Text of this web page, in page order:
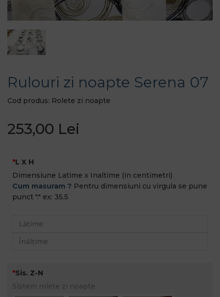
Rulouri zi noapte Serena 07
Cod produs: Rolete zi noapte
253,00 Lei
L X H
Dimensiune Latime x Inaltime (in centimetri)
Cum masuram ? Pentru dimensiuni cu virgula se pune
punct "." ex: 35.5
Sis. Z-N
Sistem rolete zi noapte